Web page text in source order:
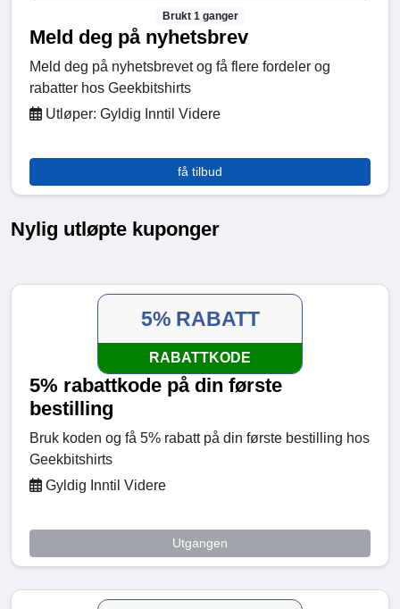
Brukt 1 ganger
Meld deg på nyhetsbrev
Meld deg på nyhetsbrevet og få flere fordeler og
rabatter hos Geekbitshirts
Utløper: Gyldig Inntil Videre
få tilbud
Nylig utløpte kuponger
5% RABATT
RABATTKODE
5% rabattkode på din første
bestilling
Bruk koden og få 5% rabatt på din første bestilling hos
Geekbitshirts
Gyldig Inntil Videre
Utgangen